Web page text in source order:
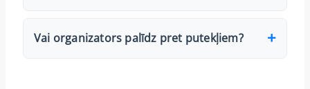
Vai organizators palīdz pret putekļiem?